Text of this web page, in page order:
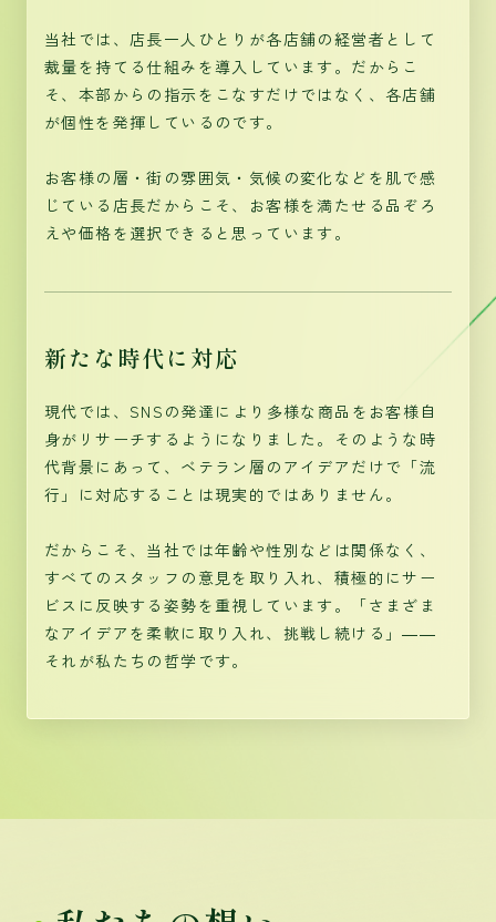
当社では、店長一人ひとりが各店舗の経営者として
裁量を持てる仕組みを導入しています。だからこ
そ、本部からの指示をこなすだけではなく、各店舗
が個性を発揮しているのです。
お客様の層・街の雰囲気・気候の変化などを肌で感
じている店長だからこそ、お客様を満たせる品ぞろ
えや価格を選択できると思っています。
新たな時代に対応
現代では、SNSの発達により多様な商品をお客様自
身がリサーチするようになりました。そのような時
代背景にあって、ベテラン層のアイデアだけで「流
行」に対応することは現実的ではありません。
だからこそ、当社では年齢や性別などは関係なく、
すべてのスタッフの意見を取り入れ、積極的にサー
ビスに反映する姿勢を重視しています。「さまざま
なアイデアを柔軟に取り入れ、挑戦し続ける」――
それが私たちの哲学です。